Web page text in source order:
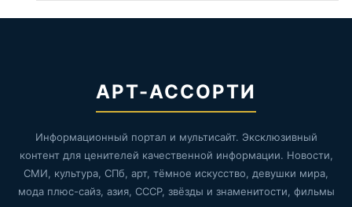
АРТ-АССОРТИ
Информационный портал и мультисайт. Эксклюзивный
контент для ценителей качественной информации. Новости,
СМИ, культура, СПб, арт, тёмное искусство, девушки мира,
мода плюс-сайз, азия, СССР, звёзды и знаменитости, фильмы